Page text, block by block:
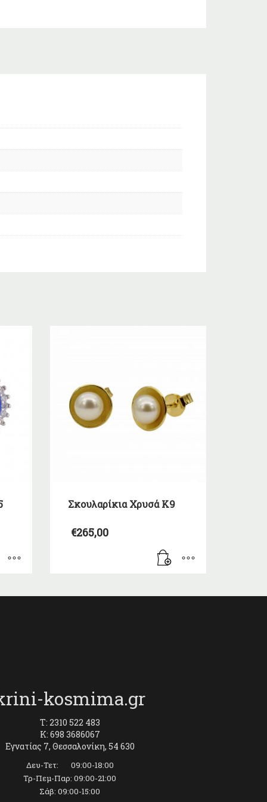
Σκουλαρίκια Χρυσά Κ9
€265,00
kosmima.gr
T: 2310 522 483
K: 698 3686067
Εγνατίας 7, Θεσσαλονίκη, 54 630
Δευ-Τετ: 09:00-18:00
Τρ-Πεμ-Παρ: 09:00-21:00
Σάβ: 09:00-15:00